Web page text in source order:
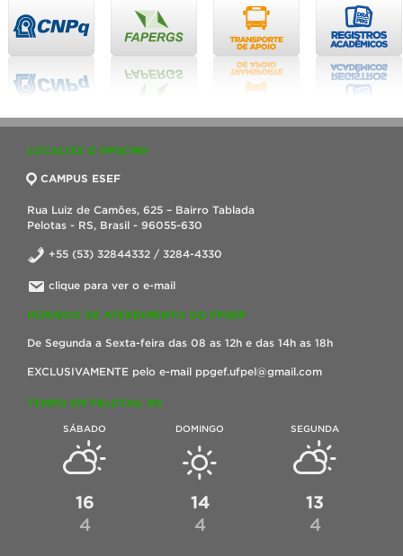
LOCALIZE O PPGCMH
CAMPUS ESEF
Rua Luiz de Camões, 625 – Bairro Tablada
Pelotas - RS, Brasil - 96055-630
+55 (53) 32844332 / 3284-4330
clique para ver o e-mail
HORÁRIO DE ATENDIMENTO DO PPGEF
De Segunda a Sexta-feira das 08 as 12h e das 14h as 18h
EXCLUSIVAMENTE pelo e-mail ppgef.ufpel@gmail.com
TEMPO EM PELOTAS, RS
SÁBADO
16
4
DOMINGO
14
4
SEGUNDA
13
4